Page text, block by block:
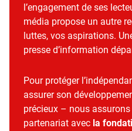
l’engagement de ses
média propose un autre
luttes, vos aspirations.
presse d’information
Pour protéger
assurer son
précieux – nous
partenariat avec la